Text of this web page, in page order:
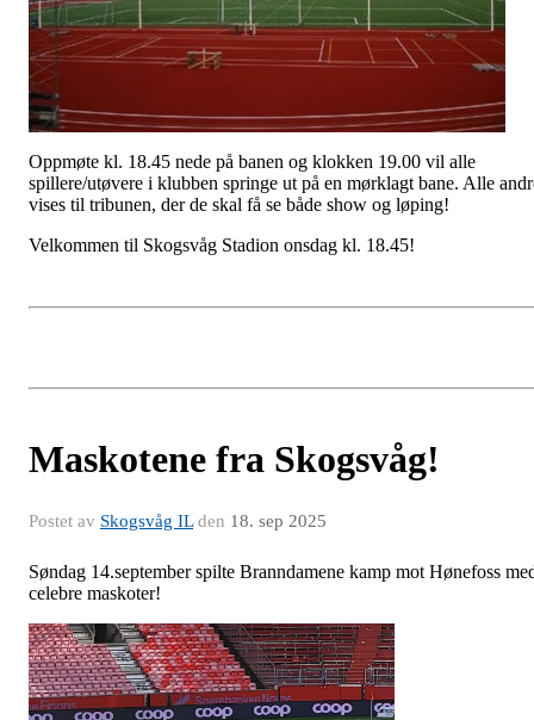
Oppmøte kl. 18.45 nede på banen og klokken 19.00 vil alle
spillere/utøvere i klubben springe ut på en mørklagt bane. Alle
vises til tribunen, der de skal få se både show og løping!
Velkommen til Skogsvåg Stadion onsdag kl. 18.45!
Maskotene fra Skogsvåg!
Postet av Skogsvåg ILden 18. sep 2025
Søndag 14.september spilte Branndamene kamp mot Hønefoss
celebre maskoter!